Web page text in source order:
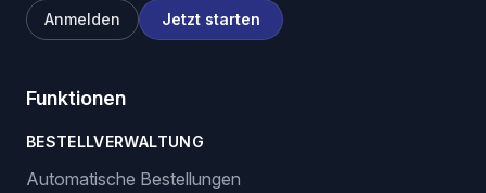
Anmelden Jetzt starten
Funktionen
BESTELLVERWALTUNG
Automatische Bestellungen